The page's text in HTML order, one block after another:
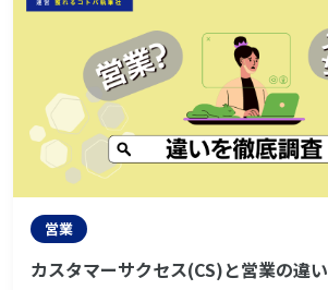
営業
カスタマーサクセス(CS)と営業の違い